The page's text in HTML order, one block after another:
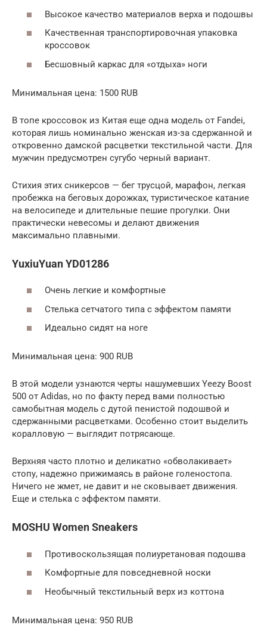
Высокое качество материалов верха и подошвы
Качественная транспортировочная упаковка
кроссовок
Бесшовный каркас для «отдыха» ноги
Минимальная цена: 1500 RUB
В топе кроссовок из Китая еще одна модель от Fandei,
которая лишь номинально женская из-за сдержанной и
откровенно дамской расцветки текстильной части. Для
мужчин предусмотрен сугубо черный вариант.
Стихия этих сникерсов — бег трусцой, марафон, легкая
пробежка на беговых дорожках, туристическое катание
на велосипеде и длительные пешие прогулки. Они
практически невесомы и делают движения
максимально плавными.
YuxiuYuan YD01286
Очень легкие и комфортные
Стелька сетчатого типа с эффектом памяти
Идеально сидят на ноге
Минимальная цена: 900 RUB
В этой модели узнаются черты нашумевших Yeezy Boost
500 от Adidas, но по факту перед вами полностью
самобытная модель с дутой пенистой подошвой и
сдержанными расцветками. Особенно стоит выделить
коралловую — выглядит потрясающе.
Верхняя часто плотно и деликатно «обволакивает»
стопу, надежно прижимаясь в районе голеностопа.
Ничего не жмет, не давит и не сковывает движения.
Еще и стелька с эффектом памяти.
MOSHU Women Sneakers
Противоскользящая полиуретановая подошва
Комфортные для повседневной носки
Необычный текстильный верх из коттона
Минимальная цена: 950 RUB